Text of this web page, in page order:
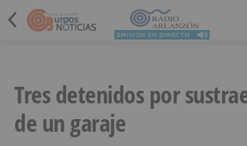
Tres detenidos por
de un garaje